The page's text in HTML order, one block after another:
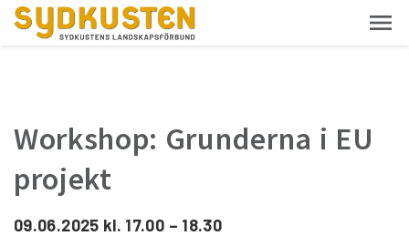
Workshop: Grunderna i EU
projekt
09.06.2025 kl. 17.00 – 18.30